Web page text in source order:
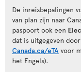
De inreisbepalingen
van plan zijn naar
paspoort ook een
dat is uitgegeven
Canada.ca/eTA voor
het Engels).